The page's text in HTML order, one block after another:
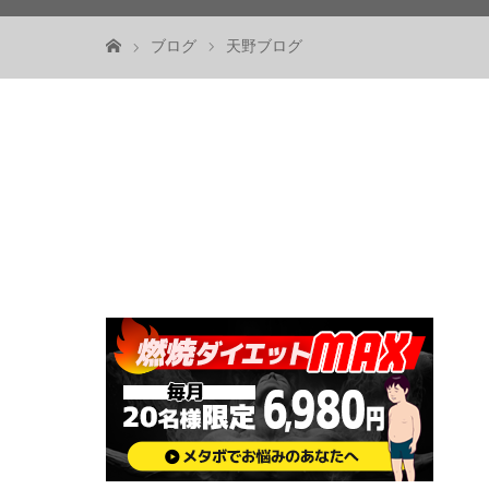
ブログ 天野ブログ